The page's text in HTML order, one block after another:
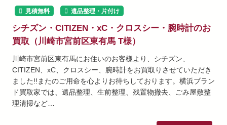
見積無料 遺品整理・片付け
シチズン・CITIZEN・xC・クロスシー・腕時計のお
買取（川崎市宮前区東有馬 T様）
川崎市宮前区東有馬にお住いのお客様より、シチズン、
CITIZEN、xC、クロスシー、腕時計をお買取りさせていただき
ました!!またのご用命を心よりお待ちしております。横浜ブラン
ド買取家では、遺品整理、生前整理、残置物撤去、ごみ屋敷整
理清掃など…